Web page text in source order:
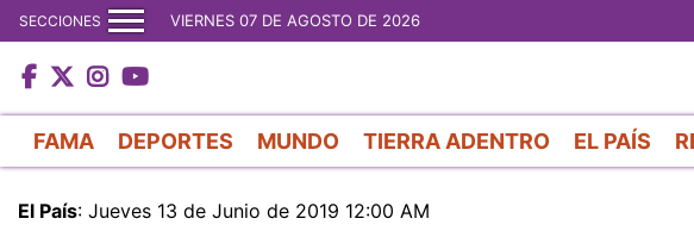
SECCIONES VIERNES 07 DE AGOSTO DE 2026
FAMA DEPORTES MUNDO TIERRA ADENTRO EL PAÍS
El País: Jueves 13 de Junio de 2019 12:00 AM